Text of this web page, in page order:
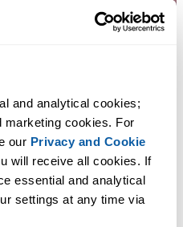
and analytical cookies;
marketing cookies. For
our Privacy and Cookie
will receive all cookies. If
essential and analytical
settings at any time via
Excel vorrebbero integrati in